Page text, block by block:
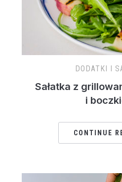
DODATKI I
Sałatka z
i
CONTINUE